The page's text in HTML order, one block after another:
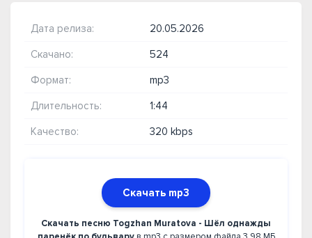
Дата релиза: 20.05.2026
Скачано: 524
Формат: mp3
Длительность: 1:44
Качество: 320 kbps
Скачать mp3
Скачать песню Togzhan Muratova - Шёл однажды